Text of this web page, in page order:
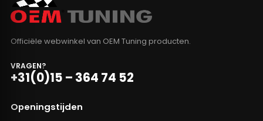
Officiële webwinkel van OEM Tuning producten.
VRAGEN?
+31(0)15 – 364 74 52
Openingstijden